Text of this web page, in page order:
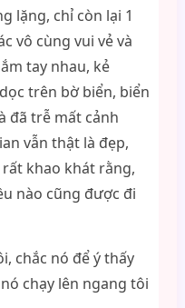
lặng, chỉ còn lại 1
vô cùng vui vẻ và
tay nhau, kẻ
trên bờ biển, biển
đã trễ mất cảnh
vẫn thật là đẹp,
khao khát rằng,
nào cũng được đi
chắc nó để ý thấy
chạy lên ngang tôi